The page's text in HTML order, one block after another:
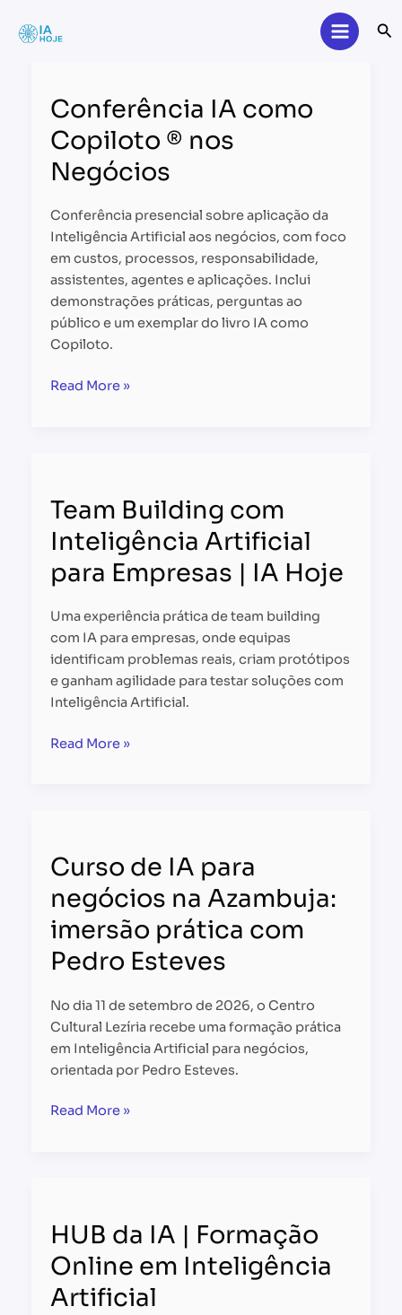
Conferência IA como
Copiloto ® nos
Negócios
Conferência presencial sobre aplicação da
Inteligência Artificial aos negócios, com foco
em custos, processos, responsabilidade,
assistentes, agentes e aplicações. Inclui
demonstrações práticas, perguntas ao
público e um exemplar do livro IA como
Copiloto.
como
Copiloto
®
nos
Read More »
Team Building com
Inteligência Artificial
para Empresas | IA Hoje
Uma experiência prática de team building
com IA para empresas, onde equipas
identificam problemas reais, criam protótipos
e ganham agilidade para testar soluções com
Inteligência Artificial.
com
Inteligência
Artificial
para
Empresas
|
IA
Hoje
Read More »
Curso de IA para
negócios na Azambuja:
imersão prática com
Pedro Esteves
No dia 11 de setembro de 2026, o Centro
Cultural Lezíria recebe uma formação prática
em Inteligência Artificial para negócios,
orientada por Pedro Esteves.
IA
negócios
na
Azambuja:
imersão
com
Pedro
Esteves
Read More »
HUB da IA | Formação
Online em Inteligência
Artificial
IA
Formação
Online